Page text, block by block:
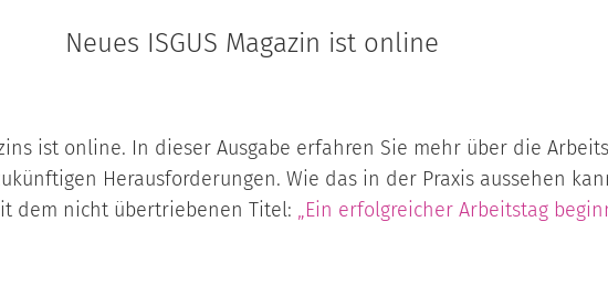
Neues ISGUS Magazin ist online
ist online. In dieser Ausgabe erfahren Sie mehr über die
Herausforderungen. Wie das in der Praxis aussehen
dem nicht übertriebenen Titel: „Ein erfolgreicher Arbeitstag